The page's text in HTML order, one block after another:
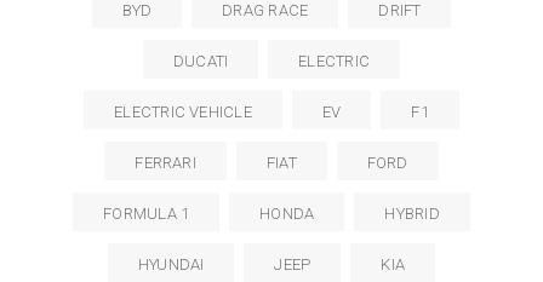
BYD DRAG RACE DRIFT
DUCATI ELECTRIC
ELECTRIC VEHICLE EV F1
FERRARI FIAT FORD
FORMULA 1 HONDA HYBRID
HYUNDAI JEEP KIA